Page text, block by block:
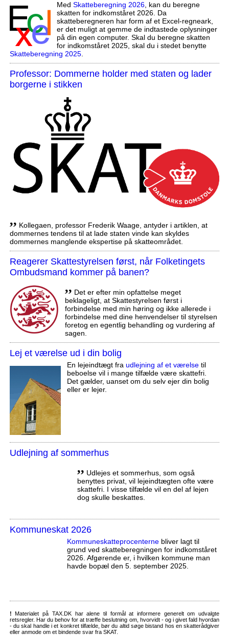
Med Skatteberegning 2026, kan du beregne
skatten for indkomståret 2026. Da
skatteberegneren har form af et Excel-regneark,
er det muligt at gemme de indtastede oplysninger
på din egen computer. Skal du beregne skatten
for indkomståret 2025, skal du i stedet benytte
Skatteberegning 2025.
Professor: Dommerne holder med staten og lader
borgerne i stikken
,, Kollegaen, professor Frederik Waage, antyder i artiklen, at
dommernes tendens til at lade staten vinde kan skyldes
dommernes manglende ekspertise på skatteområdet.
Reagerer Skattestyrelsen først, når Folketingets
Ombudsmand kommer på banen?
,, Det er efter min opfattelse meget
beklageligt, at Skattestyrelsen først i
forbindelse med min høring og ikke allerede i
forbindelse med dine henvendelser til styrelsen
foretog en egentlig behandling og vurdering af
sagen.
Lej et værelse ud i din bolig
En lejeindtægt fra udlejning af et værelsetil
beboelse vil i mange tilfælde være skattefri.
Det gælder, uanset om du selv ejer din bolig
eller er lejer.
Udlejning af sommerhus
,, Udlejes et sommerhus, som også
benyttes privat, vil lejeindtægten ofte være
skattefri. I visse tilfælde vil en del af lejen
dog skulle beskattes.
Kommuneskat 2026
Kommuneskatte­procenternebliver lagt til
grund ved skatteberegningen for indkomståret
2026. Afgørende er, i hvilken kommune man
havde bopæl den 5. september 2025.
! Materialet på TAX.DK har alene til formål at informere generelt om udvalgte
retsregler. Har du behov for at træffe beslutning om, hvorvidt - og i givet fald hvordan
- du skal handle i et konkret tilfælde, bør du altid søge bistand hos en skatterådgiver
eller anmode om et bindende svar fra SKAT.